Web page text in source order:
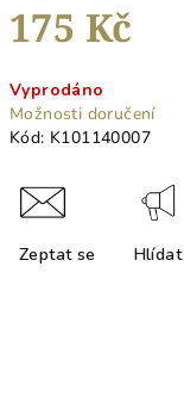
175 Kč
cena:
Vyprodáno
Možnosti doručení
Kód: K101140007
Zeptat se Hlídat